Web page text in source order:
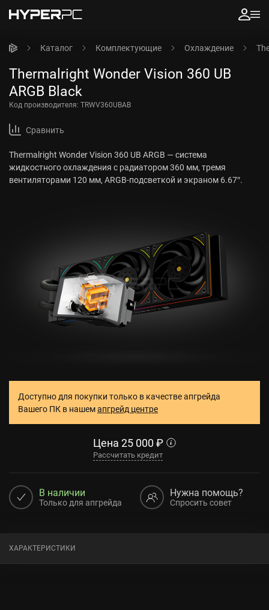
Каталог Комплектующие Охлаждение
Thermalright Wonder Vision 360 UB
ARGB Black
Код производителя: TRWV360UBAB
Сравнить
Thermalright Wonder Vision 360 UB ARGB — система
жидкостного охлаждения с радиатором 360 мм, тремя
вентиляторами 120 мм, ARGB-подсветкой и экраном 6.67″.
Доступно для покупки только в качестве апгрейда
Вашего ПК в нашемапгрейд центре
Цена 25 000 ₽
Рассчитать кредит
В наличии
Только для апгрейда
Нужна помощь?
Спросить совет
ХАРАКТЕРИСТИКИ